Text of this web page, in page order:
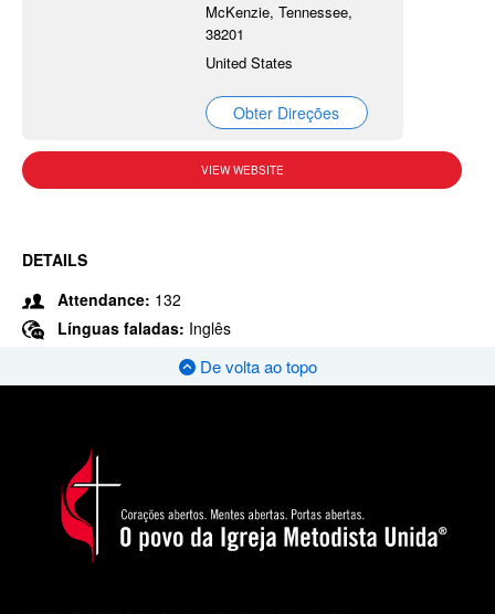
McKenzie, Tennessee,
38201
United States
Obter Direções
VIEW WEBSITE
DETAILS
Attendance: 132
Línguas faladas: Inglês
De volta ao topo